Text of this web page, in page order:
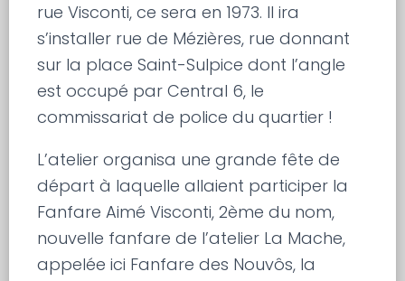
rue Visconti, ce sera en 1973. Il ira
s’installer rue de Mézières, rue donnant
sur la place Saint-Sulpice dont l’angle
est occupé par Central 6, le
commissariat de police du quartier !
L’atelier organisa une grande fête de
départ à laquelle allaient participer la
Fanfare Aimé Visconti, 2ème du nom,
nouvelle fanfare de l’atelier La Mache,
appelée ici Fanfare des Nouvôs, la